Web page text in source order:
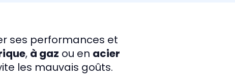
ses performances et
, à gaz ou en acier
les mauvais goûts.